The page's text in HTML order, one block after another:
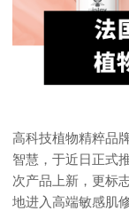
高科技植物精粹品
智慧，于近日正式
次产品上新，更标
地进入高端敏感肌